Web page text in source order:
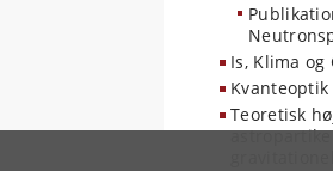
Is, Klima og
Kvanteoptik
Teoretisk